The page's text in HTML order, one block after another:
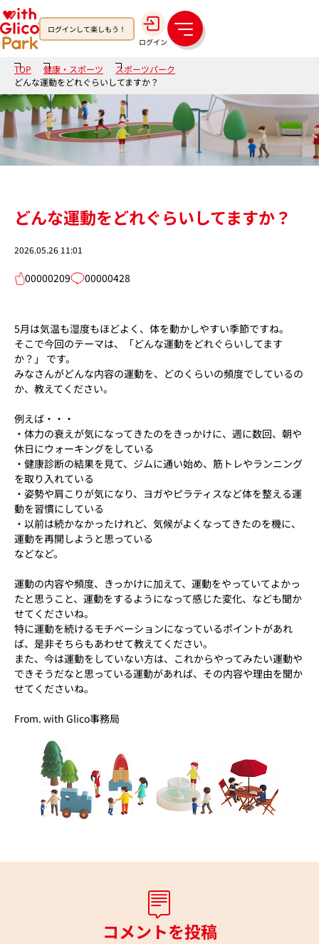
ログインして楽しもう！
ログイン
メ
ニ
TOP 健康・スポーツ
スポーツパーク
どんな運動をどれぐらいしてますか？
どんな運動をどれぐらいしてますか？
2026.05.26 11:01
00000209 00000428
5月は気温も湿度もほどよく、体を動かしやすい季節ですね。
そこで今回のテーマは、「どんな運動をどれぐらいしてます
か？」 です。
みなさんがどんな内容の運動を、どのくらいの頻度でしているの
か、教えてください。
例えば・・・
・体力の衰えが気になってきたのをきっかけに、週に数回、朝や
休日にウォーキングをしている
・健康診断の結果を見て、ジムに通い始め、筋トレやランニング
を取り入れている
・姿勢や肩こりが気になり、ヨガやピラティスなど体を整える運
動を習慣にしている
・以前は続かなかったけれど、気候がよくなってきたのを機に、
運動を再開しようと思っている
などなど。
運動の内容や頻度、きっかけに加えて、運動をやっていてよかっ
たと思うこと、運動をするようになって感じた変化、なども聞か
せてくださいね。
特に運動を続けるモチベーションになっているポイントがあれ
ば、是非そちらもあわせて教えてください。
また、今は運動をしていない方は、これからやってみたい運動や
できそうだなと思っている運動があれば、その内容や理由を聞か
せてくださいね。
From. with Glico事務局
コメントを投稿